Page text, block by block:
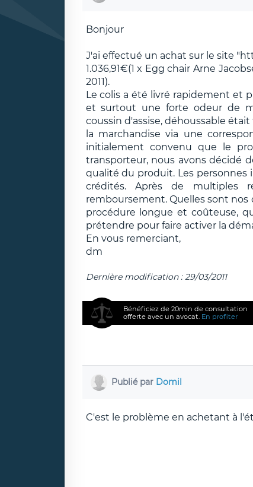
Bonjour
J'ai effectué un achat sur le site
1.036,91€(1 x Egg chair Arne
2011).
Le colis a été livré rapidement et
et surtout une forte odeur de
coussin d'assise, déhoussable
la marchandise via une
initialement convenu que le
transporteur, nous avons décidé
qualité du produit. Les
crédités. Après de multiples
remboursement. Quelles sont nos
procédure longue et coûteuse,
prétendre pour faire activer la
En vous remerciant,
dm
Dernière modification : 29/03/2011
Bénéficiez de 20min de consultation
offerte avec un avocat. En profiter
Publié par Domil
C'est le problème en achetant à